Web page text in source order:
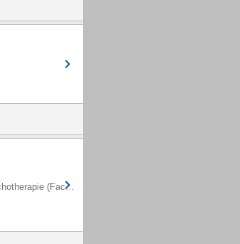
Ärzte: Kinder- und Jugendpsychiatrie und -psychotherapie (Fachärzte)